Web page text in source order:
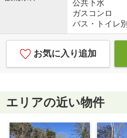
公共下水
ガスコンロ
バス・トイレ別
お気に入り追加
エリアの近い物件